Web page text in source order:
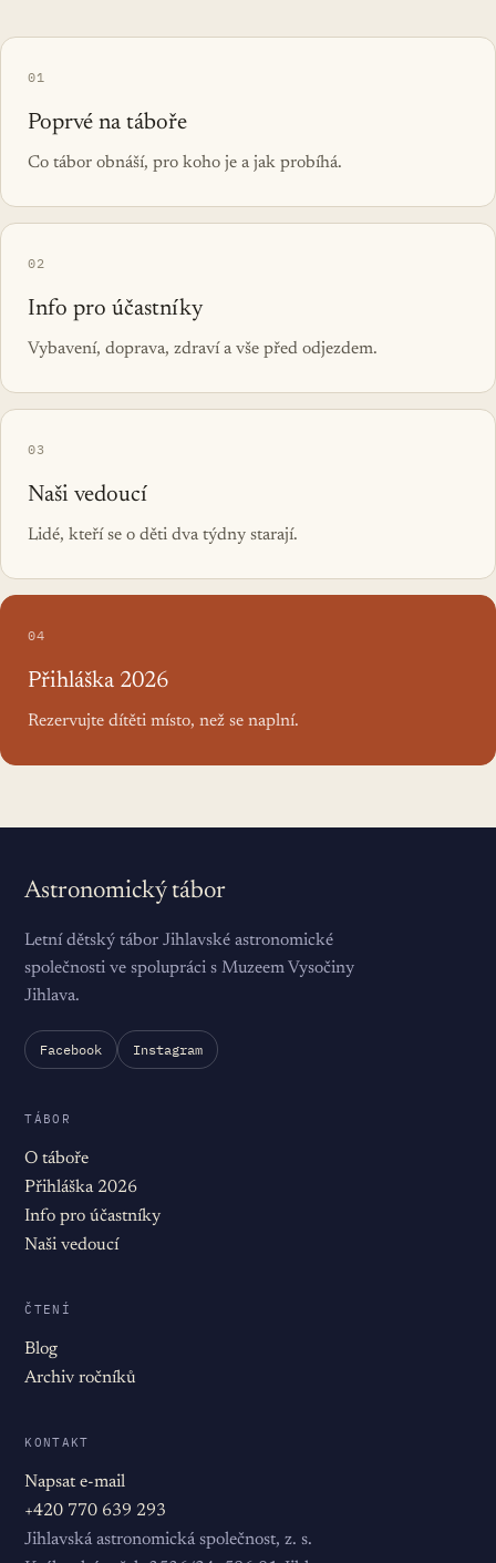
01
Poprvé na táboře
Co tábor obnáší, pro koho je a jak probíhá.
02
Info pro účastníky
Vybavení, doprava, zdraví a vše před odjezdem.
03
Naši vedoucí
Lidé, kteří se o děti dva týdny starají.
04
Přihláška 2026
Rezervujte dítěti místo, než se naplní.
Astronomický tábor
Letní dětský tábor Jihlavské astronomické
společnosti ve spolupráci s Muzeem Vysočiny
Jihlava.
Facebook Instagram
TÁBOR
O táboře
Přihláška 2026
Info pro účastníky
Naši vedoucí
ČTENÍ
Blog
Archiv ročníků
KONTAKT
Napsat e-mail
+420 770 639 293
Jihlavská astronomická společnost, z. s.